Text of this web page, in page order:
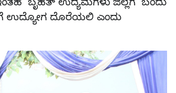
ಬೃಹತ್ ಉದ್ಯಮಗಳು ಜಿಲ್ಲೆಗೆ ಬಂದು
ಉದ್ಯೋಗ ದೊರೆಯಲಿ ಎಂದು